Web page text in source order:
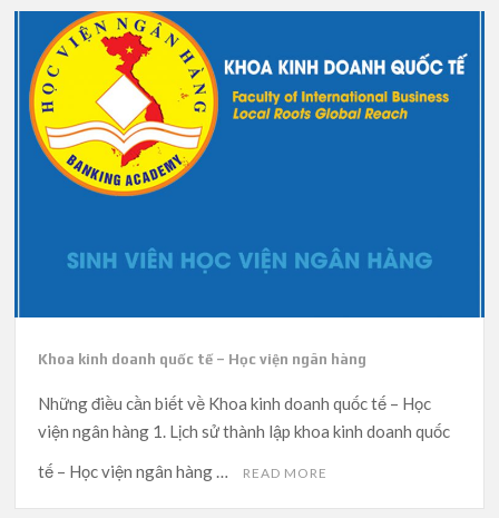
Khoa kinh doanh quốc tế – Học viện ngân hàng
Những điều cần biết về Khoa kinh doanh quốc tế – Học
viện ngân hàng 1. Lịch sử thành lập khoa kinh doanh quốc
tế – Học viện ngân hàng …
READ MORE